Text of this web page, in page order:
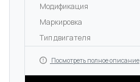
Модификация
Маркировка
Тип двигателя
Посмотреть полное описание